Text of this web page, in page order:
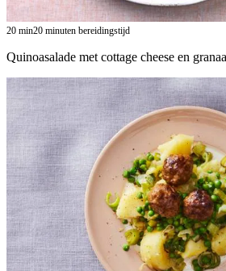
20 min20 minuten bereidingstijd
Quinoasalade met cottage cheese en